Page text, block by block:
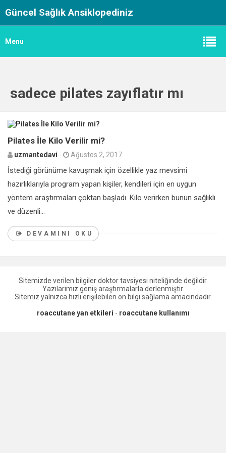
Güncel Sağlık Ansiklopediniz
Menu
sadece pilates zayıflatır mı
Pilates İle Kilo Verilir mi?
uzmantedavi - Ağustos 2, 2017
İstediği görünüme kavuşmak için özellikle yaz mevsimi
hazırlıklarıyla program yapan kişiler, kendileri için en uygun
yöntem araştırmaları çoktan başladı. Kilo verirken bunun sağlıklı
ve düzenli...
DEVAMINI OKU
Sitemizde verilen bilgiler doktor tavsiyesi niteliğinde değildir.
Yazılarımız geniş araştırmalarla derlenmiştir.
Sitemiz yalnızca hızlı erişilebilen ön bilgi sağlama amacındadır.
roaccutane yan etkileri - roaccutane kullanımı